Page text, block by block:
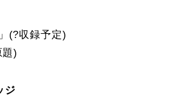
(?収録予定)
)
ジ